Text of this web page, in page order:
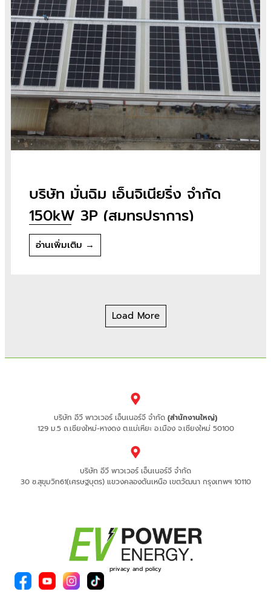
บริษัท มั่นฉิม เอ็นจิเนียริ่ง จำกัด
150kW 3P (สมุทรปราการ)
อ่านเพิ่มเติม →
Load More
บริษัท อีวี พาวเวอร์ เอ็นเนอร์จี จำกัด (สำนักงานใหญ่)
129 ม.5 ถ.เชียงใหม่-หางดง ต.แม่เหียะ อ.เมือง จ.เชียงใหม่ 50100
บริษัท อีวี พาวเวอร์ เอ็นเนอร์จี จำกัด
30 ซ.สุขุมวิท61(เศรษฐบุตร) แขวงคลองตันเหนือ เขตวัฒนา กรุงเทพฯ 10110
privacy and policy